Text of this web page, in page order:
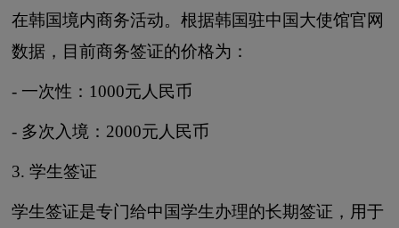
在韩国境内商务活动。根据韩国驻中国大使馆官网
数据，目前商务签证的价格为：
- 一次性：1000元人民币
- 多次入境：2000元人民币
3. 学生签证
学生签证是专门给中国学生办理的长期签证，用于